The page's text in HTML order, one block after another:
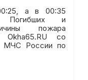
а в 00:35
Погибших и
пожара
Okha65.RU со
МЧС России по